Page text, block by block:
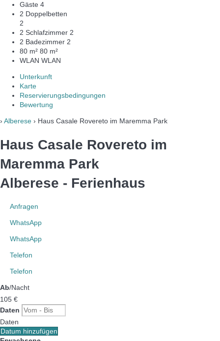
Gäste 4
2 Doppelbetten
2
2 Schlafzimmer 2
2 Badezimmer 2
80 m² 80 m²
WLAN WLAN
Unterkunft
Karte
Reservierungsbedingungen
Bewertung
› Alberese › Haus Casale Rovereto im Maremma Park
Haus Casale Rovereto im
Maremma Park
Alberese - Ferienhaus
Anfragen
WhatsApp
WhatsApp
Telefon
Telefon
Ab/Nacht
105 €
Daten
Daten
Datum hinzufügen